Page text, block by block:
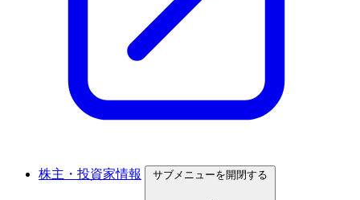
株主・投資家情報 サブメニューを開閉する